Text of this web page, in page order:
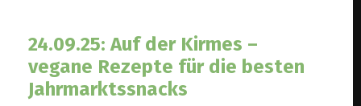
24.09.25: Auf der Kirmes –
vegane Rezepte für die besten
Jahrmarktssnacks